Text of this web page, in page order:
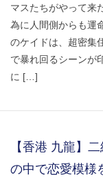
マスたちがやって来
為に人間側からも運
のケイドは、超密集
で暴れ回るシーンが
に […]
【香港 九龍】
の中で恋愛模様